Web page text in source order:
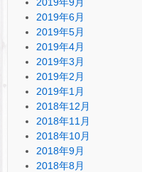
2019年6月
2019年5月
2019年4月
2019年3月
2019年2月
2019年1月
2018年12月
2018年11月
2018年10月
2018年9月
2018年8月